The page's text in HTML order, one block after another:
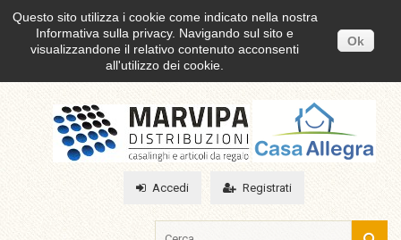
Questo sito utilizza i cookie come indicato nella nostra
Informativa sulla privacy. Navigando sul sito e
visualizzandone il relativo contenuto acconsenti
all'utilizzo dei cookie.
Ok
Accedi Registrati